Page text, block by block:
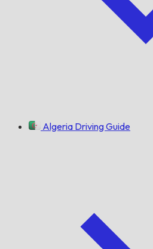
Algeria Driving Guide